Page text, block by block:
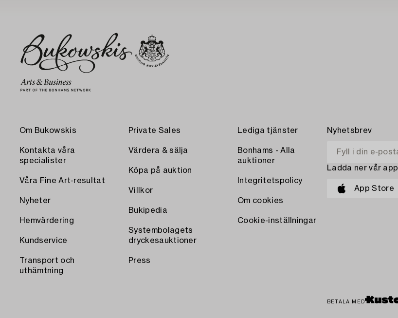
Om Bukowskis
Kontakta våra
specialister
Våra Fine Art-resultat
Nyheter
Hemvärdering
Kundservice
Transport och
uthämtning
Private Sales
Värdera & sälja
Köpa på auktion
Villkor
Bukipedia
Systembolagets
dryckesauktioner
Press
Lediga tjänster
Bonhams - Alla
auktioner
Integritetspolicy
Om cookies
Cookie-inställningar
Nyhetsbrev
Ladda ner vår app
App Store
BETALA MED